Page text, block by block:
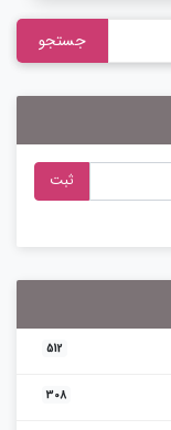
جستجو
ثبت
512
308